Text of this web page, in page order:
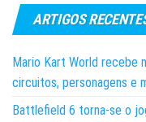
ARTIGOS
Mario Kart World recebe
circuitos, personagens e
Battlefield 6 torna-se o